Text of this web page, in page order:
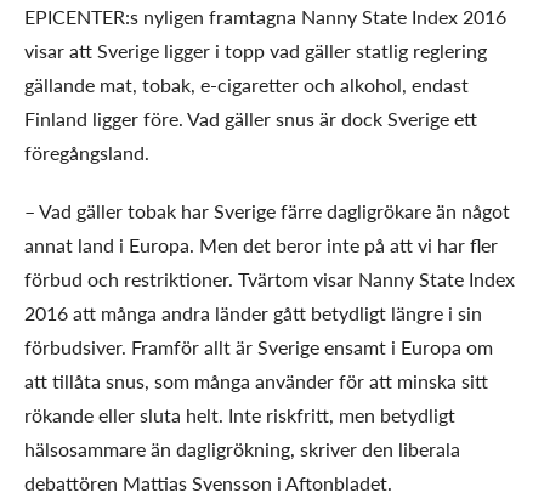
EPICENTER:s nyligen framtagna Nanny State Index 2016
visar att Sverige ligger i topp vad gäller statlig reglering
gällande mat, tobak, e-cigaretter och alkohol, endast
Finland ligger före. Vad gäller snus är dock Sverige ett
föregångsland.
– Vad gäller tobak har Sverige färre dagligrökare än något
annat land i Europa. Men det beror inte på att vi har fler
förbud och restriktioner. Tvärtom visar Nanny State Index
2016 att många andra länder gått betydligt längre i sin
förbudsiver. Framför allt är Sverige ensamt i Europa om
att tillåta snus, som många använder för att minska sitt
rökande eller sluta helt. Inte riskfritt, men betydligt
hälsosammare än dagligrökning, skriver den liberala
debattören Mattias Svensson i Aftonbladet.